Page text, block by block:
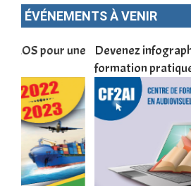
ÉVÉNEMENTS À VENIR
Devenez infographiste
formation pratique. Dschang du